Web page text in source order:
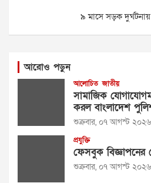
৯ মাসে সড়ক
আরোও পড়ুন
আলোচিত জাতীয়
সামাজিক
করল বাংলাদেশ
শুক্রবার, ০৭ আগস্ট ২০২৬
প্রযুক্তি
ফেসবুক বিজ্ঞাপনের
শুক্রবার, ০৭ আগস্ট ২০২৬